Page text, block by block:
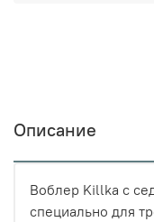
Описание
Воблер Killka с
специально для